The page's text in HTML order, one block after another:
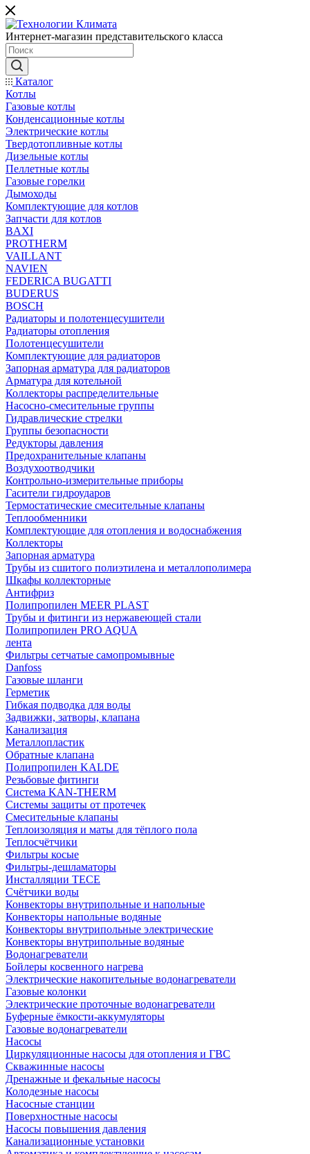
Интернет-магазин представительского класса
Каталог
Котлы
Газовые котлы
Конденсационные котлы
Электрические котлы
Твердотопливные котлы
Дизельные котлы
Пеллетные котлы
Газовые горелки
Дымоходы
Комплектующие для котлов
Запчасти для котлов
BAXI
PROTHERM
VAILLANT
NAVIEN
FEDERICA BUGATTI
BUDERUS
BOSCH
Радиаторы и полотенцесушители
Радиаторы отопления
Полотенцесушители
Комплектующие для радиаторов
Запорная арматура для радиаторов
Арматура для котельной
Коллекторы распределительные
Насосно-смесительные группы
Гидравлические стрелки
Группы безопасности
Редукторы давления
Предохранительные клапаны
Воздухоотводчики
Контрольно-измерительные приборы
Гасители гидроударов
Термостатические смесительные клапаны
Теплообменники
Комплектующие для отопления и водоснабжения
Коллекторы
Запорная арматура
Трубы из сшитого полиэтилена и металлополимера
Шкафы коллекторные
Антифриз
Полипропилен MEER PLAST
Трубы и фитинги из нержавеющей стали
Полипропилен PRO AQUA
лента
Фильтры сетчатые самопромывные
Danfoss
Газовые шланги
Герметик
Гибкая подводка для воды
Задвижки, затворы, клапана
Канализация
Металлопластик
Обратные клапана
Полипропилен KALDE
Резьбовые фитинги
Система KAN-THERM
Системы защиты от протечек
Смесительные клапаны
Теплоизоляция и маты для тёплого пола
Теплосчётчики
Фильтры косые
Фильтры-дешламаторы
Инсталляции TECE
Счётчики воды
Конвекторы внутрипольные и напольные
Конвекторы напольные водяные
Конвекторы внутрипольные электрические
Конвекторы внутрипольные водяные
Водонагреватели
Бойлеры косвенного нагрева
Электрические накопительные водонагреватели
Газовые колонки
Электрические проточные водонагреватели
Буферные ёмкости-аккумуляторы
Газовые водонагреватели
Насосы
Циркуляционные насосы для отопления и ГВС
Скважинные насосы
Дренажные и фекальные насосы
Колодезные насосы
Насосные станции
Поверхностные насосы
Насосы повышения давления
Канализационные установки